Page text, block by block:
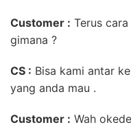
Customer : Terus
gimana ?
CS : Bisa kami antar
yang anda mau .
Customer : Wah